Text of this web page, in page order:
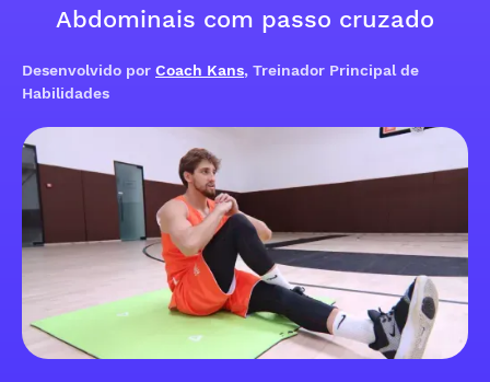
Abdominais com passo cruzado
Desenvolvido por Coach Kans, Treinador Principal de
Habilidades